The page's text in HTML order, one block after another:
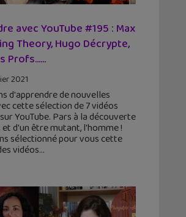
avec YouTube #195 : Max
Theory, Hugo Décrypte,
Profs…...
2021
d'apprendre de nouvelles
cette sélection de 7 vidéos
YouTube. Pars à la découverte
et d'un être mutant, l'homme !
sélectionné pour vous cette
vidéos